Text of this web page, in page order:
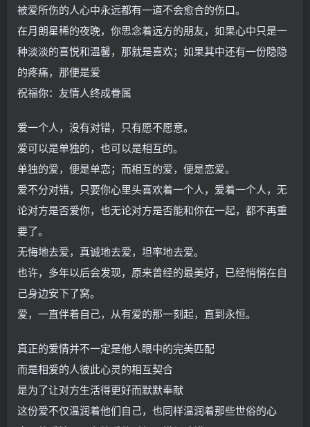
被爱所伤的人心中永远都有一道不会愈合的伤口。
在月朗星稀的夜晚，你思念着远方的朋友，如果心中只是一
种淡淡的喜悦和温馨，那就是喜欢；如果其中还有一份隐隐
的疼痛，那便是爱
祝福你：友情人终成眷属
爱一个人，没有对错，只有愿不愿意。
爱可以是单独的，也可以是相互的。
单独的爱，便是单恋；而相互的爱，便是恋爱。
爱不分对错，只要你心里头喜欢着一个人，爱着一个人，无
论对方是否爱你，也无论对方是否能和你在一起，都不再重
要了。
无悔地去爱，真诚地去爱，坦率地去爱。
也许，多年以后会发现，原来曾经的最美好，已经悄悄在自
己身边安下了窝。
爱，一直伴着自己，从有爱的那一刻起，直到永恒。
真正的爱情并不一定是他人眼中的完美匹配
而是相爱的人彼此心灵的相互契合
是为了让对方生活得更好而默默奉献
这份爱不仅温润着他们自己，也同样温润着那些世俗的心